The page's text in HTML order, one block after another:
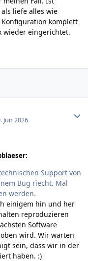
liefe alles wie
komplett
wieder eingerichtet.
Jun 2026
Support von
Bug riecht. Mal
werden.
einigem hin und her
reproduzieren
Software
wird. Wir warten
sein, dass wir in der
haben. :)